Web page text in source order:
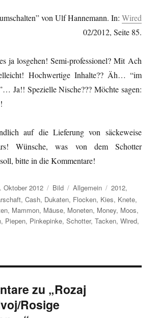
von Ulf Hannemann. In: Wired
02/2012, Seite 85.
ja losgehen! Semi-professionel? Mit Ach
Hochwertige Inhalte?? Äh… “im
Ja!! Spezielle Nische??? Möchte sagen:
auf die Lieferung von säckeweise
Wünsche, was von dem Schotter
bitte in die Kommentare!
Oktober 2012 Format
Bild Kategorien
Allgemein Schlagwörter
2012,
,Cash, Dukaten, Flocken, Kies, Knete,
, Mammon, Mäuse, Moneten, Money, Moos,
, Piepen, Pinkepinke,Schotter,Tacken,Wired,
zu „Rozaj
Rosige